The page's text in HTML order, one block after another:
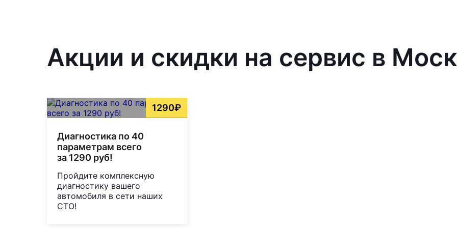
Акции и скидки на сервис в
1290₽
Диагностика по 40
параметрам всего
за 1290 руб!
Пройдите комплексную
диагностику вашего
автомобиля в сети наших
СТО!